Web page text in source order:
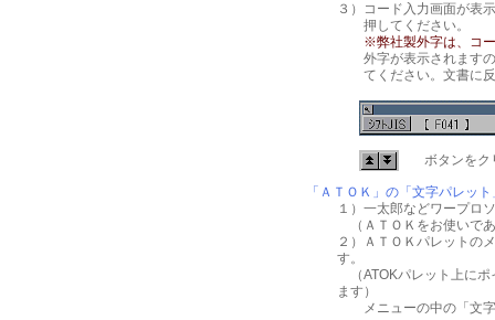
３）コード入力画面が表
押してください。
※弊社製外字は、コー
外字が表示されますの
てください。文書に反
ボタンを
「ＡＴＯＫ」の「文字パレット
１）一太郎などワープロ
（ＡＴＯＫをお使いで
２）ＡＴＯＫパレットの
す。
（ATOKパレット上にポ
ます）
メニューの中の「文字